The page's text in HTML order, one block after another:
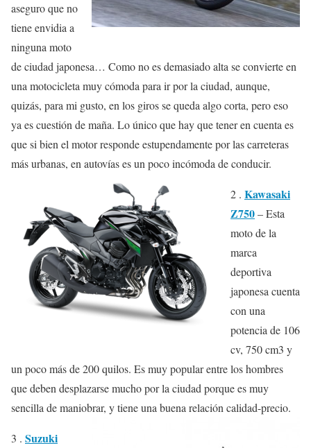
aseguro que no
tiene envidia a
ninguna moto
de ciudad japonesa… Como no es demasiado alta se convierte en
una motocicleta muy cómoda para ir por la ciudad, aunque,
quizás, para mi gusto, en los giros se queda algo corta, pero eso
ya es cuestión de maña. Lo único que hay que tener en cuenta es
que si bien el motor responde estupendamente por las carreteras
más urbanas, en autovías es un poco incómoda de conducir.
2 . Kawasaki
Z750– Esta
moto de la
marca
deportiva
japonesa cuenta
con una
potencia de 106
cv, 750 cm3 y
un poco más de 200 quilos. Es muy popular entre los hombres
que deben desplazarse mucho por la ciudad porque es muy
sencilla de maniobrar, y tiene una buena relación calidad-precio.
3 . Suzuki